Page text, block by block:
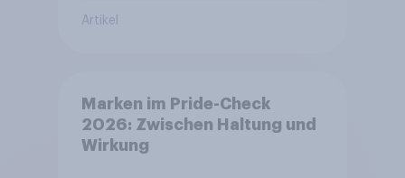
Artikel
Marken im Pride-Check
2026: Zwischen Haltung und
Wirkung